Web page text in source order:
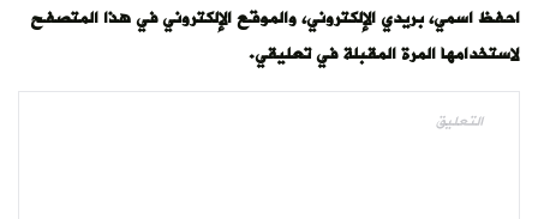
احفظ اسمي، بريدي الإلكتروني، والموقع الإلكتروني في هذا المتصفح
لاستخدامها المرة المقبلة في تعليقي.